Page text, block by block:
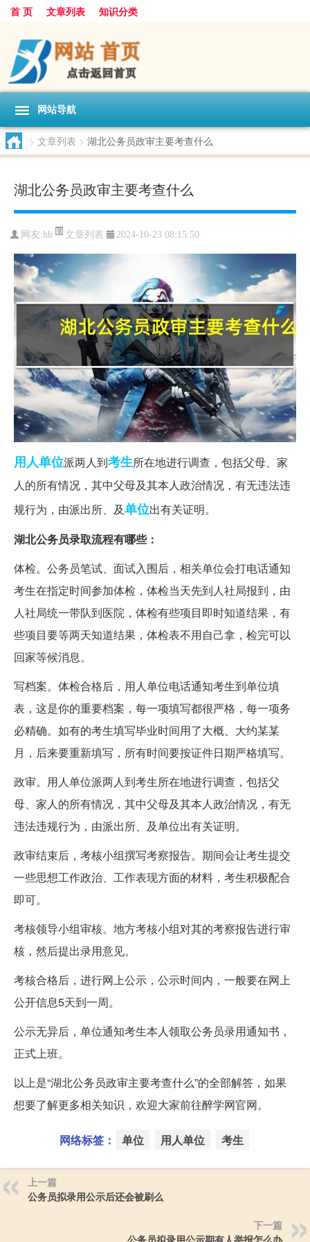
首 页 文章列表 知识分类
网站导航
> 文章列表 > 湖北公务员政审主要考查什么
湖北公务员政审主要考查什么
网友:hb 文章列表 2024-10-23 08:15:50
用人单位派两人到考生所在地进行调查，包括父母、家
人的所有情况，其中父母及其本人政治情况，有无违法违
规行为，由派出所、及单位出有关证明。
湖北公务员录取流程有哪些：
体检。公务员笔试、面试入围后，相关单位会打电话通知
考生在指定时间参加体检，体检当天先到人社局报到，由
人社局统一带队到医院，体检有些项目即时知道结果，有
些项目要等两天知道结果，体检表不用自己拿，检完可以
回家等候消息。
写档案。体检合格后，用人单位电话通知考生到单位填
表，这是你的重要档案，每一项填写都很严格，每一项务
必精确。如有的考生填写毕业时间用了大概、大约某某
月，后来要重新填写，所有时间要按证件日期严格填写。
政审。用人单位派两人到考生所在地进行调查，包括父
母、家人的所有情况，其中父母及其本人政治情况，有无
违法违规行为，由派出所、及单位出有关证明。
政审结束后，考核小组撰写考察报告。期间会让考生提交
一些思想工作政治、工作表现方面的材料，考生积极配合
即可。
考核领导小组审核。地方考核小组对其的考察报告进行审
核，然后提出录用意见。
考核合格后，进行网上公示，公示时间内，一般要在网上
公开信息5天到一周。
公示无异后，单位通知考生本人领取公务员录用通知书，
正式上班。
以上是“湖北公务员政审主要考查什么”的全部解答，如果
想要了解更多相关知识，欢迎大家前往醉学网官网。
网络标签： 单位 用人单位 考生
上一篇
公务员拟录用公示后还会被刷么
下一篇
公务员拟录用公示期有人举报怎么办